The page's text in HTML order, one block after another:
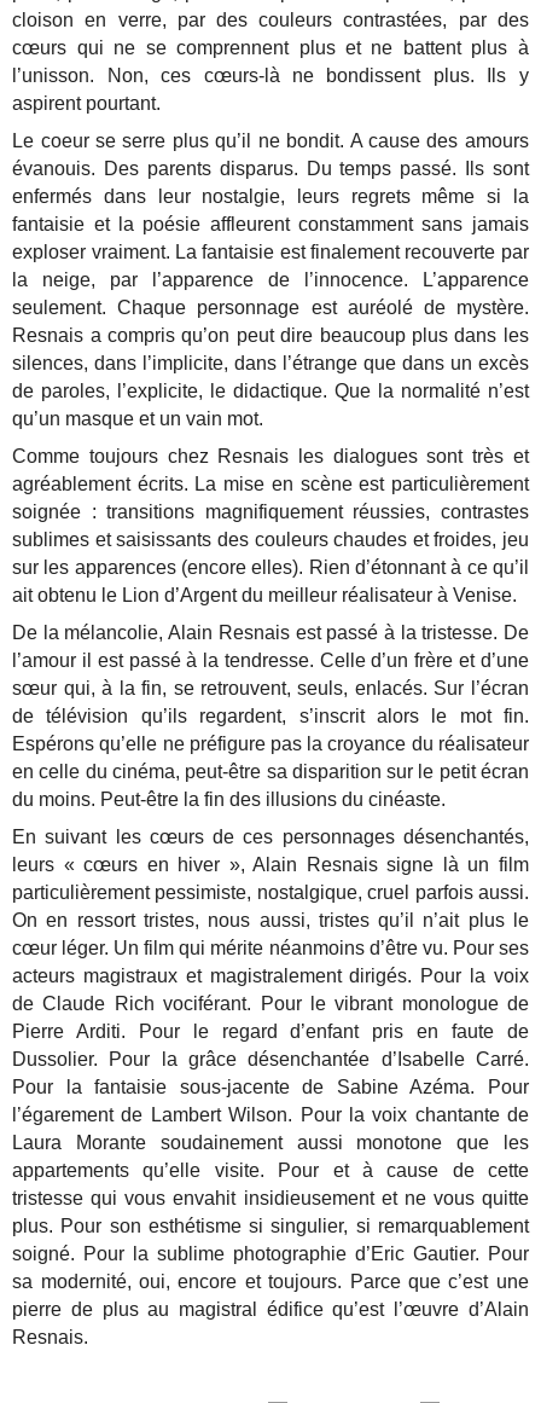
cloison en verre, par des couleurs contrastées, par des
cœurs qui ne se comprennent plus et ne battent plus à
l’unisson. Non, ces cœurs-là ne bondissent plus. Ils y
aspirent pourtant.
Le coeur se serre plus qu’il ne bondit. A cause des amours
évanouis. Des parents disparus. Du temps passé. Ils sont
enfermés dans leur nostalgie, leurs regrets même si la
fantaisie et la poésie affleurent constamment sans jamais
exploser vraiment. La fantaisie est finalement recouverte par
la neige, par l’apparence de l’innocence. L’apparence
seulement. Chaque personnage est auréolé de mystère.
Resnais a compris qu’on peut dire beaucoup plus dans les
silences, dans l’implicite, dans l’étrange que dans un excès
de paroles, l’explicite, le didactique. Que la normalité n’est
qu’un masque et un vain mot.
Comme toujours chez Resnais les dialogues sont très et
agréablement écrits. La mise en scène est particulièrement
soignée : transitions magnifiquement réussies, contrastes
sublimes et saisissants des couleurs chaudes et froides, jeu
sur les apparences (encore elles). Rien d’étonnant à ce qu’il
ait obtenu le Lion d’Argent du meilleur réalisateur à Venise.
De la mélancolie, Alain Resnais est passé à la tristesse. De
l’amour il est passé à la tendresse. Celle d’un frère et d’une
sœur qui, à la fin, se retrouvent, seuls, enlacés. Sur l’écran
de télévision qu’ils regardent, s’inscrit alors le mot fin.
Espérons qu’elle ne préfigure pas la croyance du réalisateur
en celle du cinéma, peut-être sa disparition sur le petit écran
du moins. Peut-être la fin des illusions du cinéaste.
En suivant les cœurs de ces personnages désenchantés,
leurs « cœurs en hiver », Alain Resnais signe là un film
particulièrement pessimiste, nostalgique, cruel parfois aussi.
On en ressort tristes, nous aussi, tristes qu’il n’ait plus le
cœur léger. Un film qui mérite néanmoins d’être vu. Pour ses
acteurs magistraux et magistralement dirigés. Pour la voix
de Claude Rich vociférant. Pour le vibrant monologue de
Pierre Arditi. Pour le regard d’enfant pris en faute de
Dussolier. Pour la grâce désenchantée d’Isabelle Carré.
Pour la fantaisie sous-jacente de Sabine Azéma. Pour
l’égarement de Lambert Wilson. Pour la voix chantante de
Laura Morante soudainement aussi monotone que les
appartements qu’elle visite. Pour et à cause de cette
tristesse qui vous envahit insidieusement et ne vous quitte
plus. Pour son esthétisme si singulier, si remarquablement
soigné. Pour la sublime photographie d’Eric Gautier. Pour
sa modernité, oui, encore et toujours. Parce que c’est une
pierre de plus au magistral édifice qu’est l’œuvre d’Alain
Resnais.